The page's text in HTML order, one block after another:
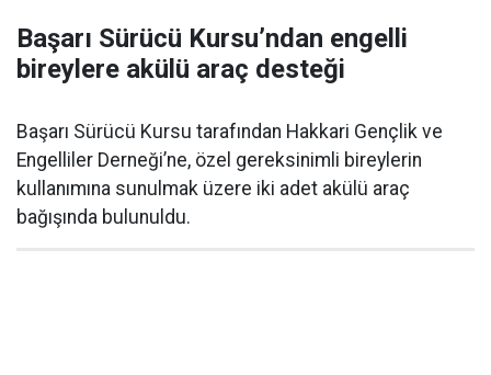
Başarı Sürücü Kursu’ndan engelli
bireylere akülü araç desteği
Başarı Sürücü Kursu tarafından Hakkari Gençlik ve
Engelliler Derneği’ne, özel gereksinimli bireylerin
kullanımına sunulmak üzere iki adet akülü araç
bağışında bulunuldu.